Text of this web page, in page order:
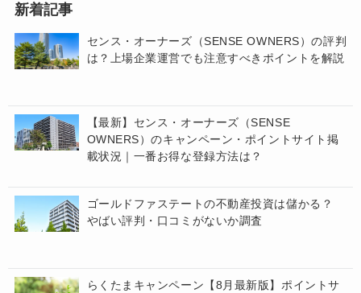
新着記事
センス・オーナーズ（SENSE OWNERS）の評判
は？上場企業運営でも注意すべきポイントを解説
【最新】センス・オーナーズ（SENSE
OWNERS）のキャンペーン・ポイントサイト掲
載状況｜一番お得な登録方法は？
ゴールドファステートの不動産投資は儲かる？
やばい評判・口コミがないか調査
らくたまキャンペーン【8月最新版】ポイントサ